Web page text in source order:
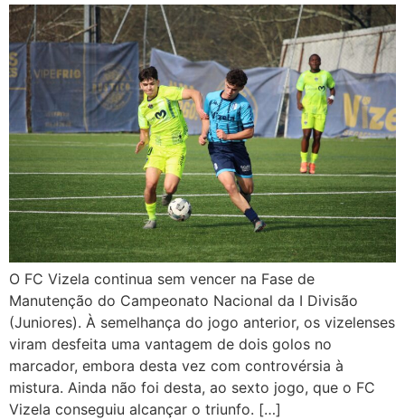
O FC Vizela continua sem vencer na Fase de
Manutenção do Campeonato Nacional da I Divisão
(Juniores). À semelhança do jogo anterior, os vizelenses
viram desfeita uma vantagem de dois golos no
marcador, embora desta vez com controvérsia à
mistura. Ainda não foi desta, ao sexto jogo, que o FC
Vizela conseguiu alcançar o triunfo. […]